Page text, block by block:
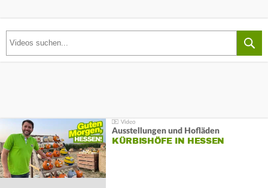
Ausstellungen und Hofläden
KÜRBISHÖFE IN HESSEN